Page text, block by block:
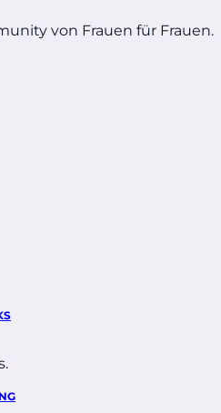
von Frauen für Frauen.